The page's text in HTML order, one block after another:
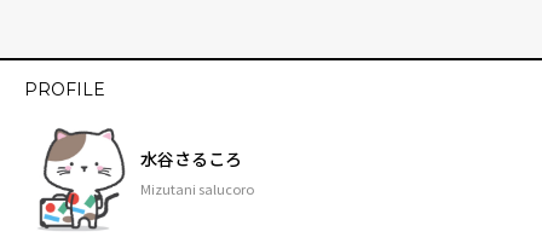
PROFILE
水谷さるころ
Mizutani salucoro